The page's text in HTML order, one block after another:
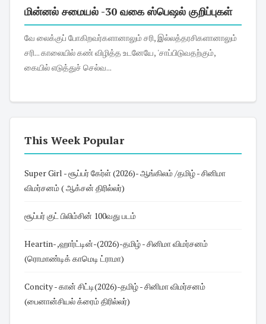
மின்னல் சமையல் -30 வகை ஸ்பெஷல் குறிப்புகள்
வே லைக்குப் போகிறவர்களானாலும் சரி, இல்லத்தரசிகளானாலும்
சரி... காலையில் கண் விழித்த உடனேயே, 'சாப்பிடுவதற்கும்,
கையில் எடுத்துச் செல்வ...
This Week Popular
Super Girl - சூப்பர் கேர்ள் (2026)- ஆங்கிலம் /தமிழ் - சினிமா
விமர்சனம் ( ஆக்சன் திரில்லர்)
சூப்பர் குட் பிலிம்சின் 100வது படம்
Heartin- ,ஹார்ட்டின்-(2026)-தமிழ் - சினிமா விமர்சனம்
(ரொமாண்டிக் காமெடி ட்ராமா)
Concity - கான் சிட்டி(2026)-தமிழ் - சினிமா விமர்சனம்
(பைனான்சியல் க்ரைம் திரில்லர்)